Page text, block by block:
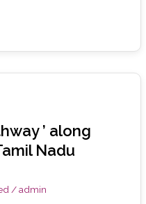
’ along
Nadu
/admin